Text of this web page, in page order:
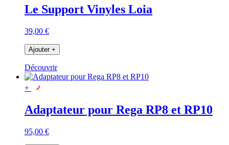
Le Support Vinyles Loia
39,00 €
Ajouter +
Découvrir
+
Adaptateur pour Rega RP8 et RP10
95,00 €